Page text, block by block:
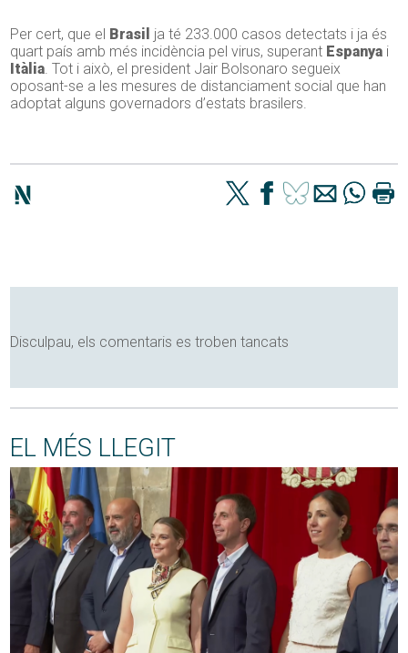
Per cert, que el Brasil ja té 233.000 casos detectats i ja és
quart país amb més incidència pel virus, superant Espanya i
Itàlia. Tot i això, el president Jair Bolsonaro segueix
oposant-se a les mesures de distanciament social que han
adoptat alguns governadors d’estats brasilers.
Disculpau, els comentaris es troben tancats
EL MÉS LLEGIT